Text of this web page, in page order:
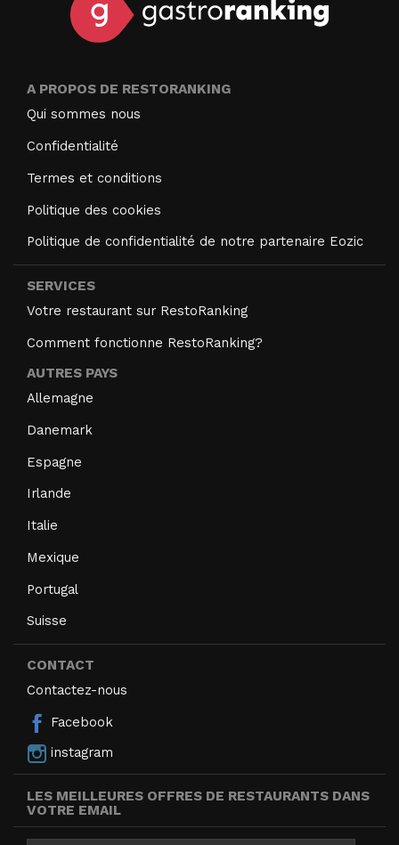
A PROPOS DE RESTORANKING
Qui sommes nous
Confidentialité
Termes et conditions
Politique des cookies
Politique de confidentialité de notre partenaire Eozic
SERVICES
Votre restaurant sur RestoRanking
Comment fonctionne RestoRanking?
AUTRES PAYS
Allemagne
Danemark
Espagne
Irlande
Italie
Mexique
Portugal
Suisse
CONTACT
Contactez-nous
Facebook
instagram
LES MEILLEURES OFFRES DE RESTAURANTS DANS
VOTRE EMAIL